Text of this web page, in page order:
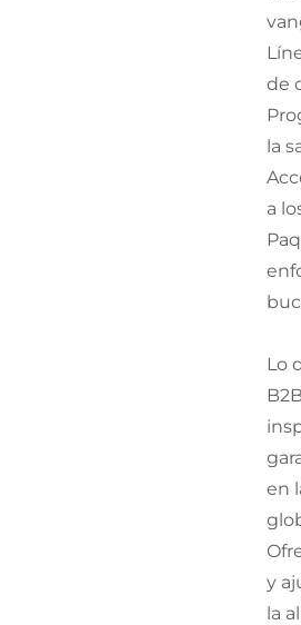
de
la
a
Lo
en
y
la